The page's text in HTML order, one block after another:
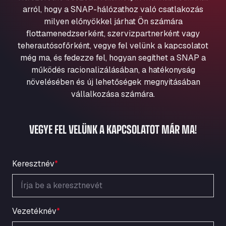
Aqua Ariva GmbH
Marie-Curie-Straße 24, 68219
Aral Autohof Bockel
An der Autobahn 1, 27404
ARAL Autohof Bockenem
Oppelner Str. 1, 31167
ARAL Autohof Merklingen
Schellweilerstraße 1, 66871
Obernburger Str. 127, 63811
Ardleigh South Services
a120 westbound, CO77SL
arról, hogy a SNAP-hálózathoz való csatlakozás
milyen előnyökkel járhat Ön számára
flottamenedzserként, szervizpartnerként vagy
teherautósofőrként, vegye fel velünk a kapcsolatot
még ma, és fedezze fel, hogyan segíthet a SNAP a
működés racionalizálásában, a hatékonyság
növelésében és új lehetőségek megnyitásában
vállalkozása számára.
VEGYE FEL VELÜNK A KAPCSOLATOT MÁR MA!
Keresztnév*
Vezetéknév*